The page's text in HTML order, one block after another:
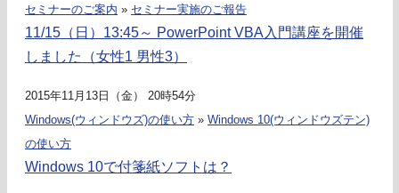
セミナーのご案内 » セミナー実施のご報告
11/15（日）13:45～ PowerPoint VBA入門講座を開催
しました（女性1 男性3）
2015年11月13日（金） 20時54分
Windows(ウィンドウズ)の使い方 » Windows 10(ウィンドウズテン)
の使い方
Windows 10で付箋紙ソフトは？